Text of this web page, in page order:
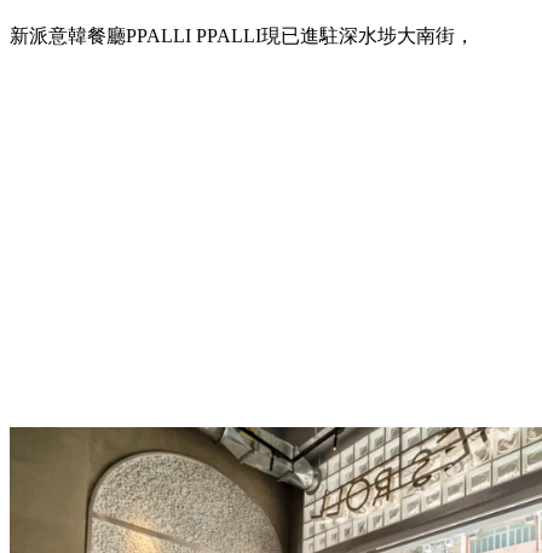
新派意韓餐廳PPALLI PPALLI現已進駐深水埗大南街，